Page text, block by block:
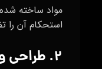
مواد ساخته
استحکام آن را
۲. طراحی و ظاهر: